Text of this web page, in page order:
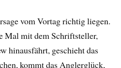
vom Vortag richtig liegen.
Mal mit dem Schriftsteller,
hinausfährt, geschieht das
kommt das Anglerglück,